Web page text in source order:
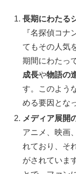
長期にわたる
『名探偵コナ
てもその人気
期間にわたっ
成長や物語の
す。このよう
める要因とな
メディア展開
アニメ、映画
れており、そ
がされていま